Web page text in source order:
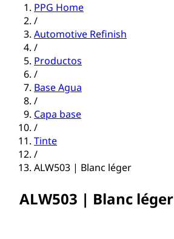
PPG Home
/
Automotive Refinish
/
Productos
/
Base Agua
/
Capa base
/
Tinte
/
ALW503 | Blanc léger
ALW503 | Blanc léger